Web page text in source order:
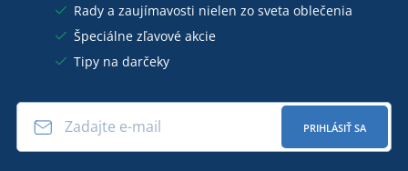
Rady a zaujímavosti nielen zo sveta oblečenia
Špeciálne zľavové akcie
Tipy na darčeky
PRIHLÁSIŤ SA